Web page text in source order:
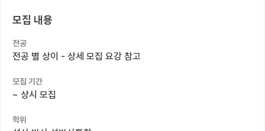
전공별 모집 정보
국내대학원 정보
연구실&오픈랩
모집 내용
전공
전공 별 상이 - 상세 모집 요강 참고
모집 기간
~ 상시 모집
학위